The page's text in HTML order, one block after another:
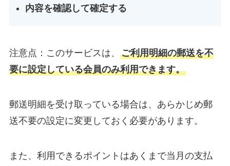
内容を確認して確定する
注意点：このサービスは、 ご利用明細の郵送を不
要に設定している会員のみ利用できます。
郵送明細を受け取っている場合は、あらかじめ郵
送不要の設定に変更しておく必要があります。
また、利用できるポイントはあくまで当月の支払